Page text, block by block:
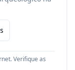
Verifique as